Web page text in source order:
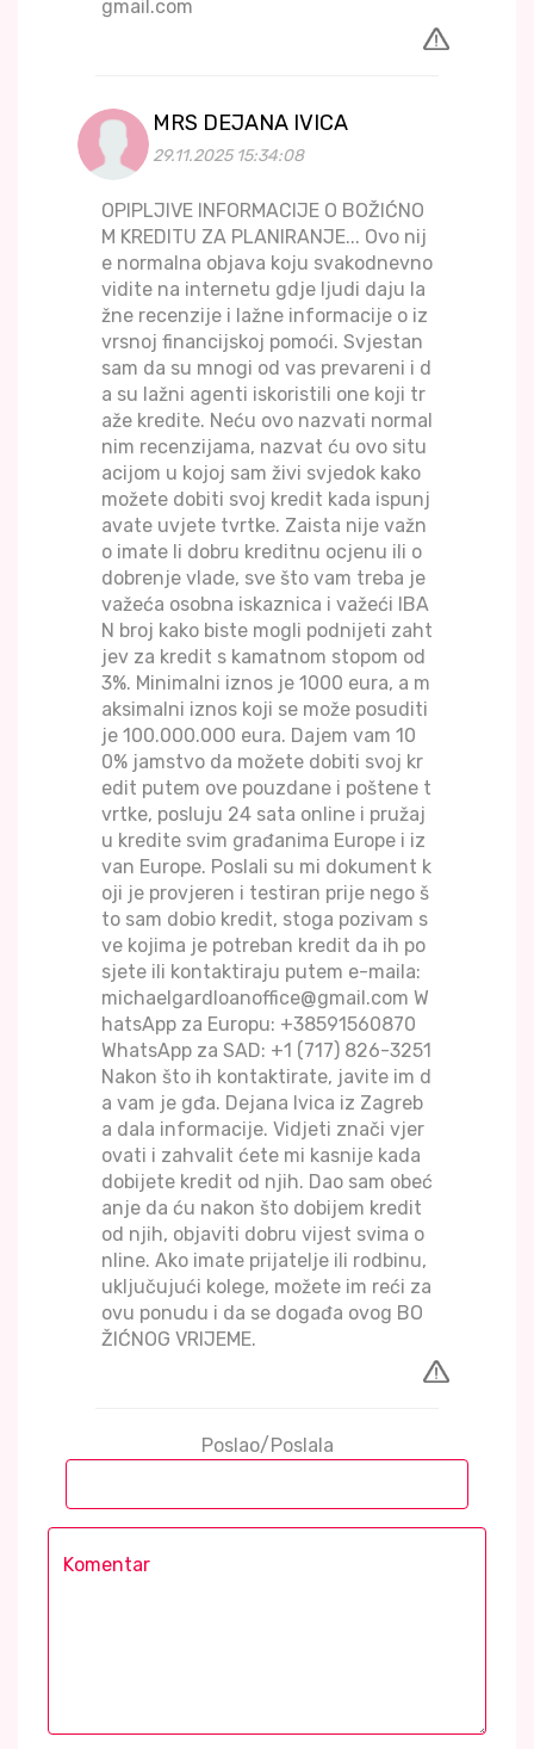
gmail.com
MRS DEJANA IVICA
29.11.2025 15:34:08
OPIPLJIVE INFORMACIJE O BOŽIĆNO
M KREDITU ZA PLANIRANJE... Ovo nij
e normalna objava koju svakodnevno
vidite na internetu gdje ljudi daju la
žne recenzije i lažne informacije o iz
vrsnoj financijskoj pomoći. Svjestan
sam da su mnogi od vas prevareni i d
a su lažni agenti iskoristili one koji tr
aže kredite. Neću ovo nazvati normal
nim recenzijama, nazvat ću ovo situ
acijom u kojoj sam živi svjedok kako
možete dobiti svoj kredit kada ispunj
avate uvjete tvrtke. Zaista nije važn
o imate li dobru kreditnu ocjenu ili o
dobrenje vlade, sve što vam treba je
važeća osobna iskaznica i važeći IBA
N broj kako biste mogli podnijeti zaht
jev za kredit s kamatnom stopom od
3%. Minimalni iznos je 1000 eura, a m
aksimalni iznos koji se može posuditi
je 100.000.000 eura. Dajem vam 10
0% jamstvo da možete dobiti svoj kr
edit putem ove pouzdane i poštene t
vrtke, posluju 24 sata online i pružaj
u kredite svim građanima Europe i iz
van Europe. Poslali su mi dokument k
oji je provjeren i testiran prije nego š
to sam dobio kredit, stoga pozivam s
ve kojima je potreban kredit da ih po
sjete ili kontaktiraju putem e-maila:
michaelgardloanoffice@gmail.com W
hatsApp za Europu: +38591560870
WhatsApp za SAD: +1 (717) 826-3251
Nakon što ih kontaktirate, javite im d
a vam je gđa. Dejana Ivica iz Zagreb
a dala informacije. Vidjeti znači vjer
ovati i zahvalit ćete mi kasnije kada
dobijete kredit od njih. Dao sam obeć
anje da ću nakon što dobijem kredit
od njih, objaviti dobru vijest svima o
nline. Ako imate prijatelje ili rodbinu,
uključujući kolege, možete im reći za
ovu ponudu i da se događa ovog BO
ŽIĆNOG VRIJEME.
Poslao/Poslala